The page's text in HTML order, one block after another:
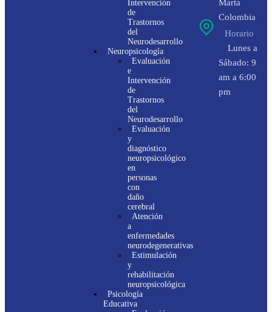
Intervención
de
Trastornos
del
Neurodesarrollo
Neuropsicología
Evaluación
e
Intervención
de
Trastornos
del
Neurodesarrollo
Evaluación
y
diagnóstico
neuropsicológico
en
personas
con
daño
cerebral
Atención
a
enfermedades
neurodegenerativas
Estimulación
y
rehabilitación
neuropsicológica
Psicología
Educativa
Marta
Colombia
Horario
Lunes a
Sábado: 9
am a 6:00
pm